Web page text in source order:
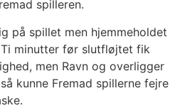
spilleren.
på spillet men hjemmeholdet
minutter før slutfløjtet fik
men Ravn og overligger
kunne Fremad spillerne fejre